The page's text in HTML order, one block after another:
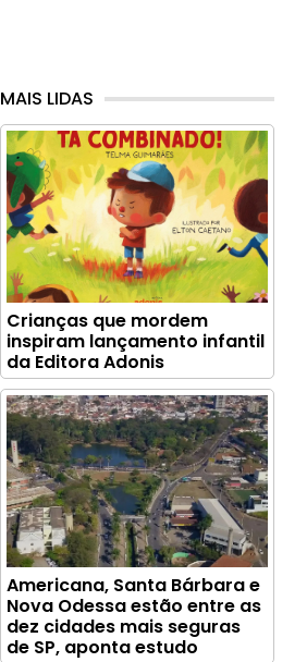
MAIS LIDAS
Crianças que mordem
inspiram lançamento infantil
da Editora Adonis
Americana, Santa Bárbara e
Nova Odessa estão entre as
dez cidades mais seguras
de SP, aponta estudo